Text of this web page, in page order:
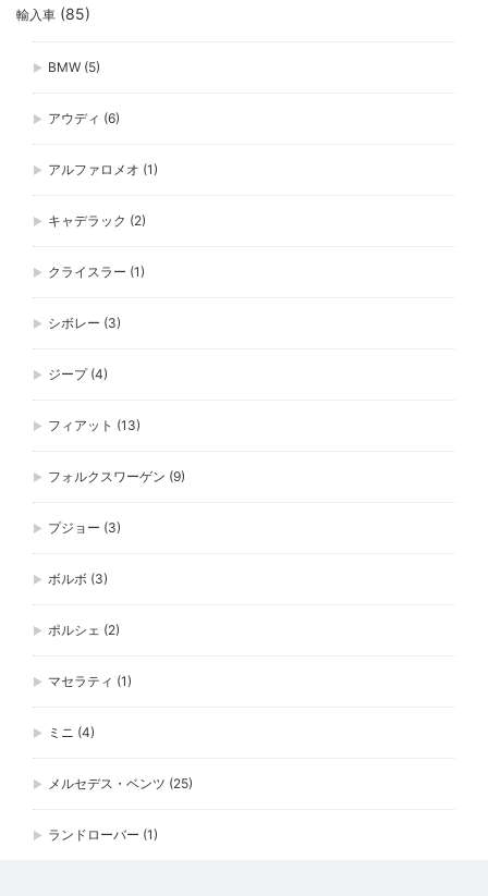
輸入車 (85)
BMW (5)
アウディ (6)
アルファロメオ (1)
キャデラック (2)
クライスラー (1)
シボレー (3)
ジープ(4)
フィアット (13)
フォルクスワーゲン (9)
プジョー (3)
ボルボ (3)
ポルシェ (2)
マセラティ (1)
ミニ (4)
メルセデス・ベンツ (25)
ランドローバー (1)